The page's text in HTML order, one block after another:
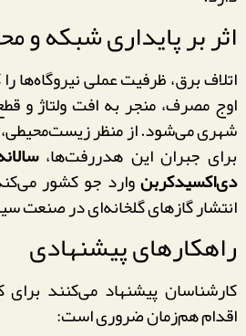
اثر بر پایداری شبکه و
اتلاف برق، ظرفیت عملی نیروگاه‌ها
اوج مصرف، منجر به افت ولتاژ و
شهری می‌شود. از منظر
برای جبران این هدررفت‌ها،
دی‌اکسیدکربنوارد جو کشور
انتشار گازهای گلخانه‌ای در صنعت
راهکارهای پیشنهادی
کارشناسان پیشنهاد می‌کنند
اقدام هم‌زمان ضروری است: